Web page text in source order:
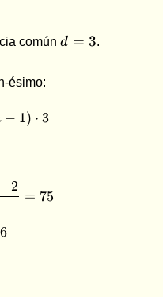
comúnd
d = 3.
ésimo:
= 2 + (n - 1) \cdot 3
− 1) ⋅ 3
1 = \frac{227 - 2}{3} =
2
= 75
76